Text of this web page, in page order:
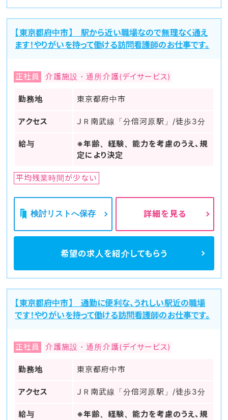
【東京都府中市】 駅から近い職場なので無理なく通え
ます！やりがいを持って働ける訪問看護師のお仕事です。
正社員 介護施設・通所介護(デイサービス)
勤務地 東京都府中市
アクセス ＪＲ南武線「分倍河原駅」/徒歩3分
給与
※年齢、経験、能力を考慮のうえ、規
定により決定
平均残業時間が少ない
検討リストへ保存 詳細を見る
希望の求人を紹介してもらう
【東京都府中市】 通勤に便利な、うれしい駅近の職場
です！やりがいを持って働ける訪問看護師のお仕事です。
正社員 介護施設・通所介護(デイサービス)
勤務地 東京都府中市
アクセス ＪＲ南武線「分倍河原駅」/徒歩3分
給与
※年齢、経験、能力を考慮のうえ、規